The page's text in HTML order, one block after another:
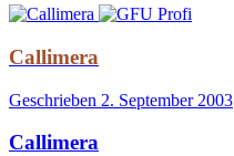
Callimera
Geschrieben 2. September 2003
Callimera